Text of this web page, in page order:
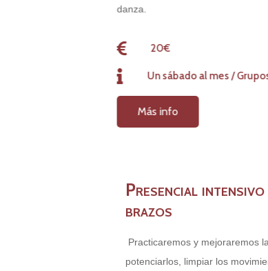
danza.
20€
Un sábado al mes / Grupos
Más info
Presencial intensivo de
brazos
Practicaremos y mejoraremos la
potenciarlos, limpiar los movimientos